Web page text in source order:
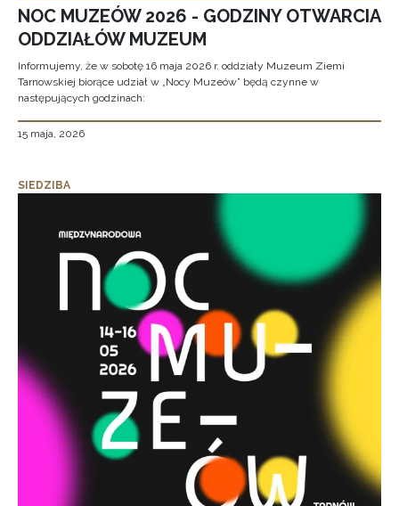
NOC MUZEÓW 2026 - GODZINY OTWARCIA
ODDZIAŁÓW MUZEUM
Informujemy, że w sobotę 16 maja 2026 r. oddziały Muzeum Ziemi
Tarnowskiej biorące udział w „Nocy Muzeów” będą czynne w
następujących godzinach:
15 maja, 2026
SIEDZIBA